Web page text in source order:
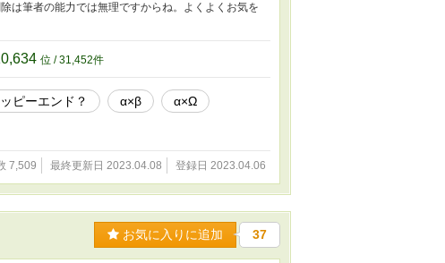
は筆者の能力では無理ですからね。よくよくお気を
位 / 31,452件
ピーエンド？ α×β
α×Ω
7,509 最終更新日 2023.04.08 登録日 2023.04.06
お気に入りに追加 37